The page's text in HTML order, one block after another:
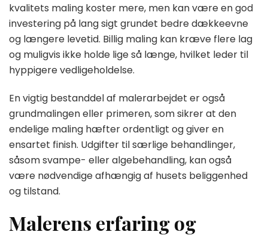
kvalitets maling koster mere, men kan være en god
investering på lang sigt grundet bedre dækkeevne
og længere levetid. Billig maling kan kræve flere lag
og muligvis ikke holde lige så længe, hvilket leder til
hyppigere vedligeholdelse.
En vigtig bestanddel af malerarbejdet er også
grundmalingen eller primeren, som sikrer at den
endelige maling hæfter ordentligt og giver en
ensartet finish. Udgifter til særlige behandlinger,
såsom svampe- eller algebehandling, kan også
være nødvendige afhængig af husets beliggenhed
og tilstand.
Malerens erfaring og